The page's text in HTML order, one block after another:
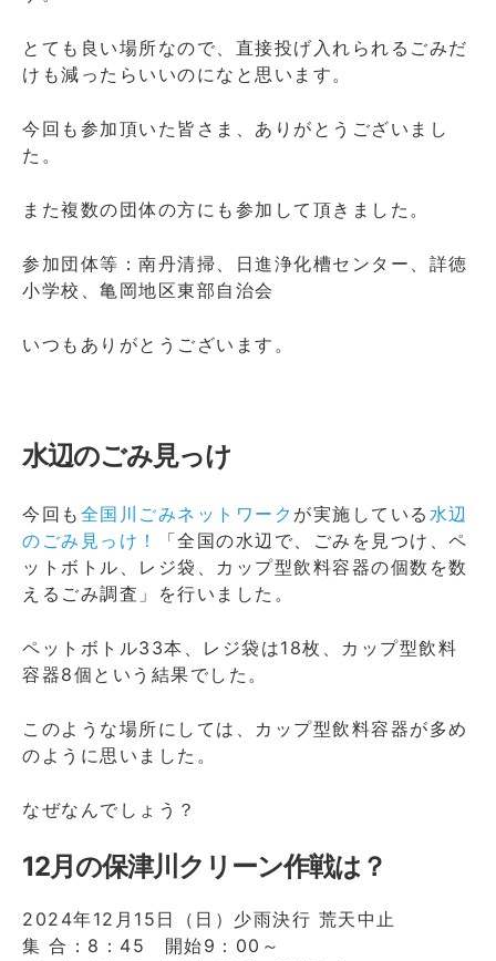
とても良い場所なので、直接投げ入れられるごみだ
けも減ったらいいのになと思います。
今回も参加頂いた皆さま、ありがとうございまし
た。
また複数の団体の方にも参加して頂きました。
参加団体等：南丹清掃、日進浄化槽センター、詳徳
小学校、亀岡地区東部自治会
いつもありがとうございます。
水辺のごみ見っけ
今回も 全国川ごみネットワーク が実施している 水辺
のごみ見っけ！
「全国の水辺で、ごみを見つけ、ペ
ットボトル、レジ袋、カップ型飲料容器の個数を数
えるごみ調査」を行いました。
ペットボトル33本、レジ袋は18枚、カップ型飲料
容器8個という結果でした。
このような場所にしては、カップ型飲料容器が多め
のように思いました。
なぜなんでしょう？
12月の保津川クリーン作戦は？
2024年12月15日（日）少雨決行 荒天中止
集 合：8：45 開始9：00～